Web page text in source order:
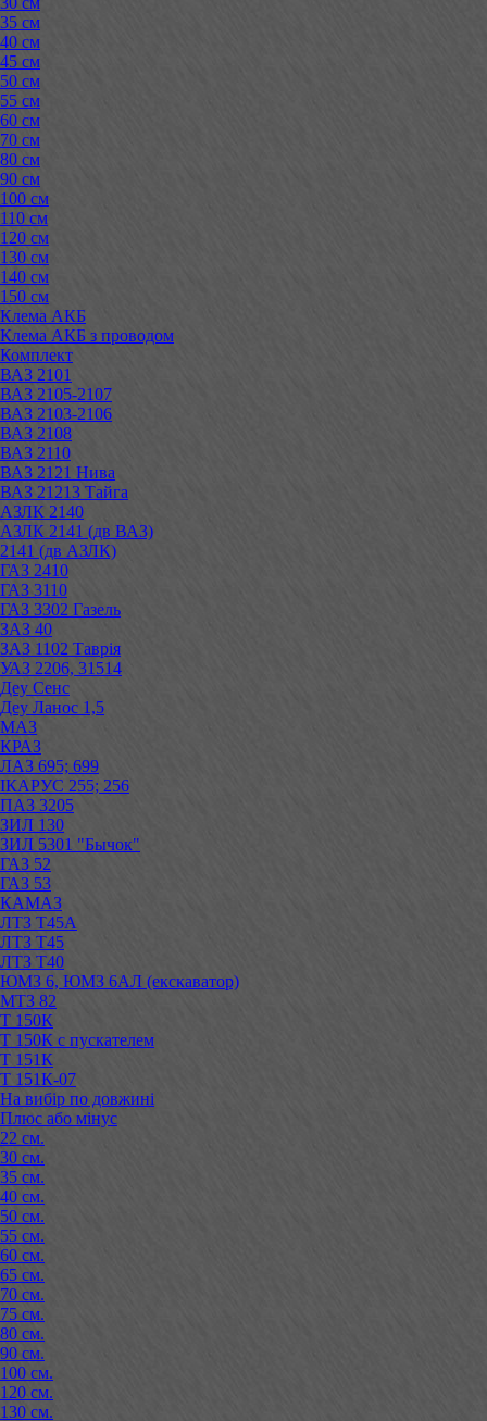
35 см
40 см
45 см
50 см
55 см
60 см
70 см
80 см
90 см
100 см
110 см
120 см
130 см
140 см
150 см
Клема АКБ
Клема АКБ з проводом
Комплект
ВАЗ 2101
ВАЗ 2105-2107
ВАЗ 2103-2106
ВАЗ 2108
ВАЗ 2110
ВАЗ 2121 Нива
ВАЗ 21213 Тайга
АЗЛК 2140
АЗЛК 2141 (дв ВАЗ)
2141 (дв АЗЛК)
ГАЗ 2410
ГАЗ 3110
ГАЗ 3302 Газель
ЗАЗ 40
ЗАЗ 1102 Таврія
УАЗ 2206, 31514
Деу Сенс
Деу Ланос 1,5
МАЗ
КРАЗ
ЛАЗ 695; 699
ІКАРУС 255; 256
ПАЗ 3205
ЗИЛ 130
ЗИЛ 5301 "Бычок"
ГАЗ 52
ГАЗ 53
КАМАЗ
ЛТЗ Т45А
ЛТЗ Т45
ЛТЗ Т40
ЮМЗ 6, ЮМЗ 6АЛ (екскаватор)
МТЗ 82
Т 150К
Т 150К с пускателем
Т 151К
Т 151К-07
На вибір по довжині
Плюс або мінус
22 см.
30 см.
35 см.
40 см.
50 см.
55 см.
60 см.
65 см.
70 см.
75 см.
80 см.
90 см.
100 см.
120 см.
130 см.